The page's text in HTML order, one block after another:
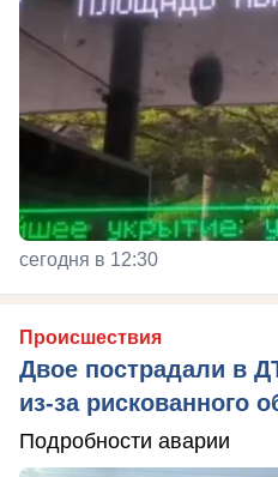
сегодня в 12:30
Происшествия
Двое пострадали в
из-за рискованного
Подробности аварии